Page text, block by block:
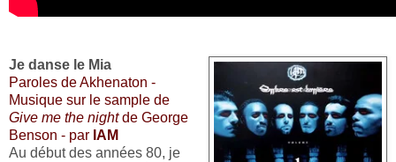
Je danse le Mia
Paroles de Akhenaton -
Musique sur le sample de
Give me the nightde George
Benson - par IAM
Au début des années 80, je